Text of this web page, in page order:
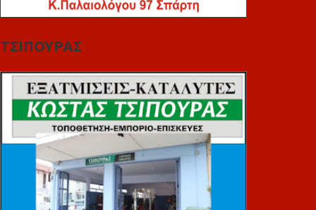
ΤΣΙΠΟΥΡΑΣ